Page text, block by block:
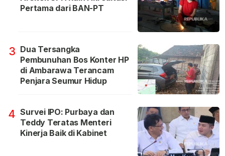
Pertama dari BAN-PT
3 Dua Tersangka
Pembunuhan Bos Konter HP
di Ambarawa Terancam
Penjara Seumur Hidup
4 Survei IPO: Purbaya dan
Teddy Teratas Menteri
Kinerja Baik di Kabinet